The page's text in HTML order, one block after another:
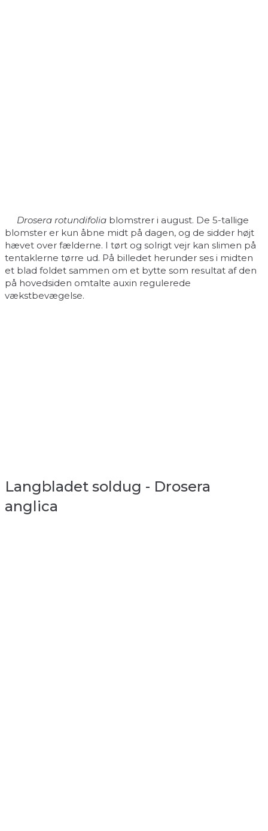
Drosera rotundifolia blomstrer i august. De 5-tallige
blomster er kun åbne midt på dagen, og de sidder højt
hævet over fælderne. I tørt og solrigt vejr kan slimen på
tentaklerne tørre ud. På billedet herunder ses i midten
et blad foldet sammen om et bytte som resultat af den
på hovedsiden omtalte auxin regulerede
vækstbevægelse.
Langbladet soldug - Drosera
anglica